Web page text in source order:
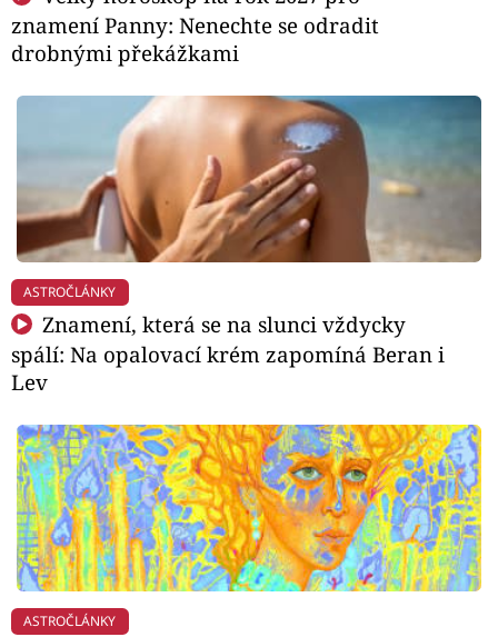
znamení Panny: Nenechte se odradit
drobnými překážkami
ASTROČLÁNKY
Znamení, která se na slunci vždycky
spálí: Na opalovací krém zapomíná Beran i
Lev
ASTROČLÁNKY